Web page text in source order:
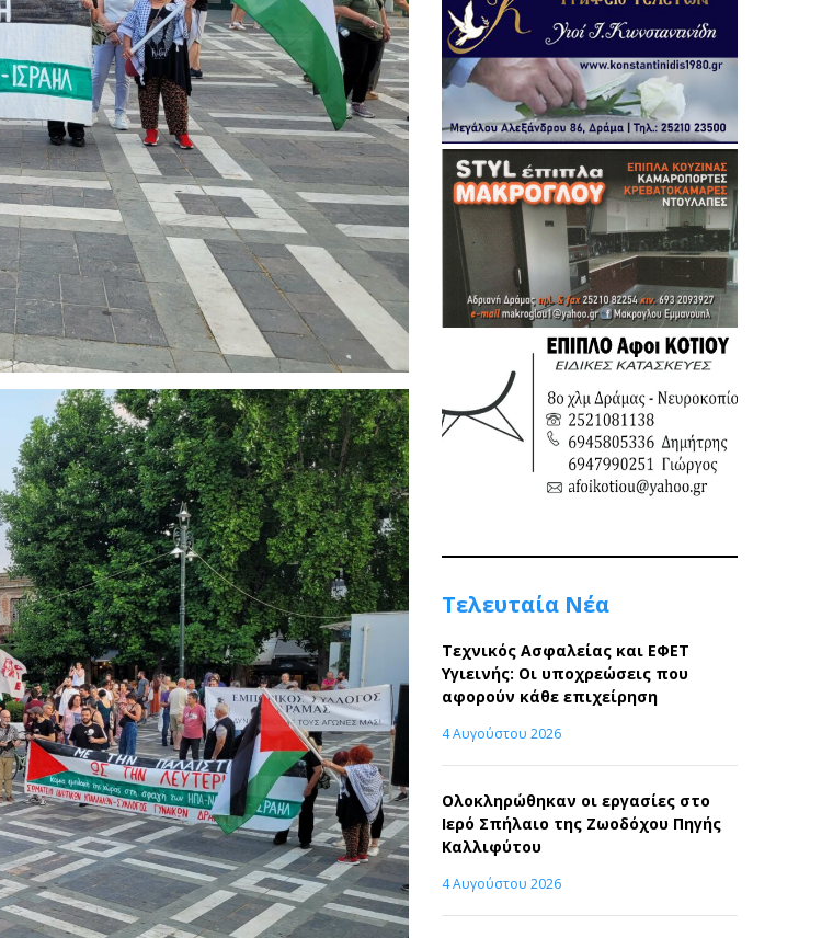
Τελευταία Νέα
Τεχνικός Ασφαλείας και ΕΦΕΤ
Υγιεινής: Οι υποχρεώσεις που
αφορούν κάθε επιχείρηση
4 Αυγούστου 2026
Ολοκληρώθηκαν οι εργασίες στο
Ιερό Σπήλαιο της Ζωοδόχου Πηγής
Καλλιφύτου
4 Αυγούστου 2026